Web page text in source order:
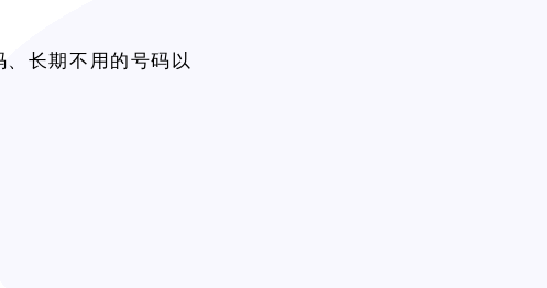
长期不用的号码以